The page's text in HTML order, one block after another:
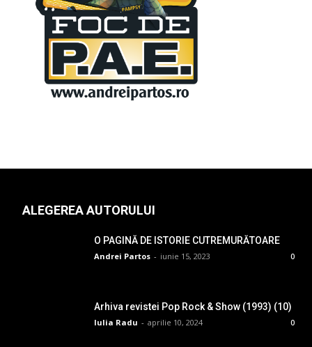
ALEGEREA AUTORULUI
O PAGINĂ DE ISTORIE CUTREMURĂTOARE
Andrei Partos - iunie 15, 2023 0
Arhiva revistei Pop Rock & Show (1993) (10)
Iulia Radu - aprilie 10, 2024 0